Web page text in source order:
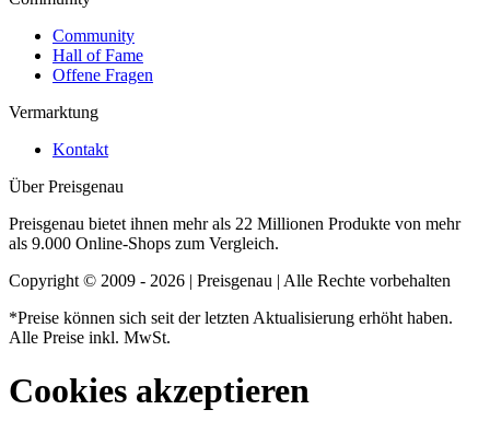
Community
Hall of Fame
Offene Fragen
Vermarktung
Kontakt
Über Preisgenau
Preisgenau bietet ihnen mehr als 22 Millionen Produkte von mehr
als 9.000 Online-Shops zum Vergleich.
Copyright © 2009 - 2026 | Preisgenau | Alle Rechte vorbehalten
*Preise können sich seit der letzten Aktualisierung erhöht haben.
Alle Preise inkl. MwSt.
Cookies akzeptieren